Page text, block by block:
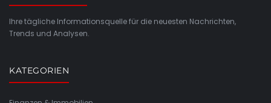
Ihre tägliche Informationsquelle für die neuesten Nachrichten,
Trends und Analysen.
KATEGORIEN